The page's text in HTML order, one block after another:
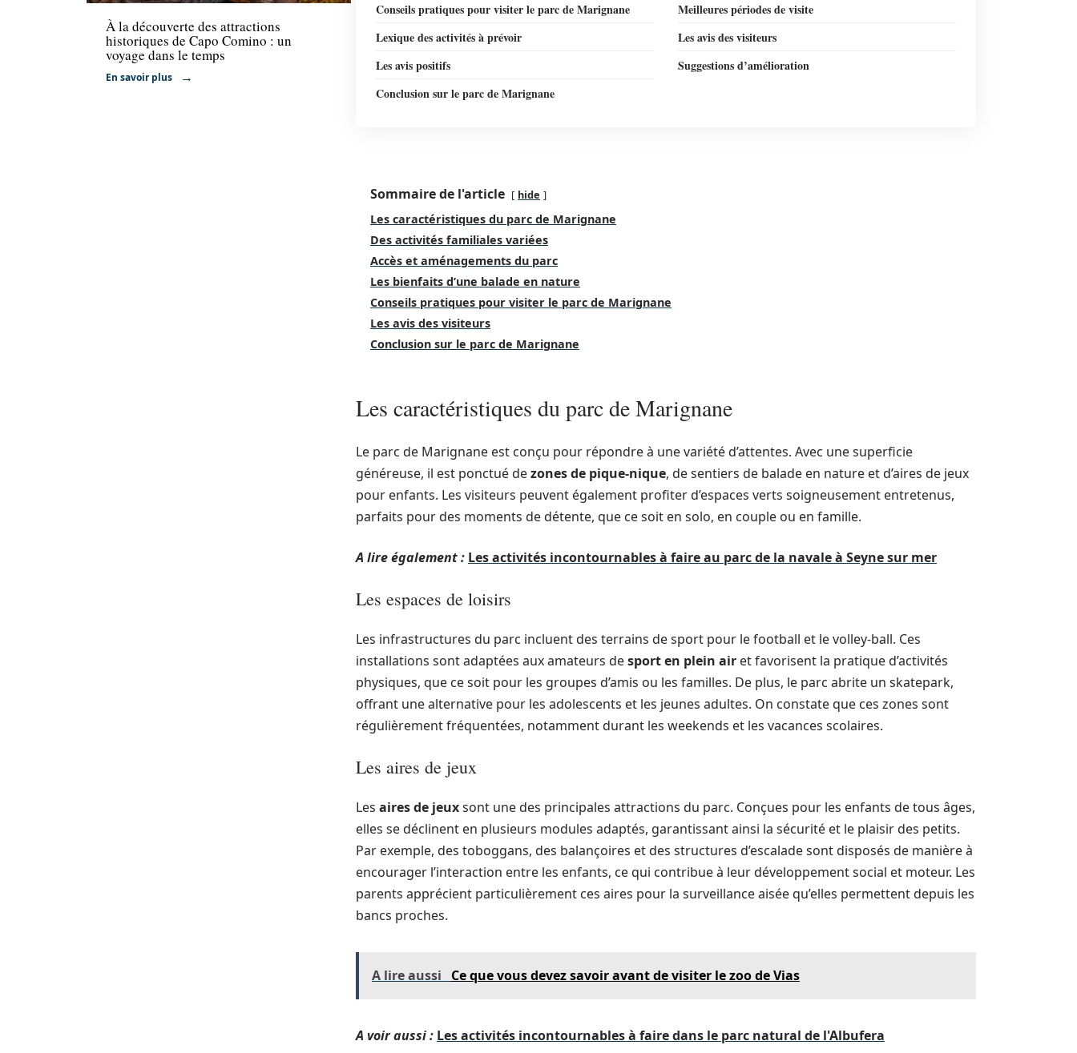
À la découverte des attractions
historiques de Capo Comino : un
voyage dans le temps
En savoir plus
Conseils pratiques pour visiter le parc de Marignane
Meilleures périodes de visite
Lexique des activités à prévoir
Les avis des visiteurs
Les avis positifs
Suggestions d’amélioration
Conclusion sur le parc de Marignane
Sommaire de l'article hide
Les caractéristiques du parc de Marignane
Des activités familiales variées
Accès et aménagements du parc
Les bienfaits d’une balade en nature
Conseils pratiques pour visiter le parc de Marignane
Les avis des visiteurs
Conclusion sur le parc de Marignane
Les caractéristiques du parc de Marignane
Le parc de Marignane est conçu pour répondre à une variété d’attentes. Avec une superficie
généreuse, il est ponctué dezones de pique-nique, de sentiers de balade en nature et d’aires de jeux
pour enfants. Les visiteurs peuvent également profiter d’espaces verts soigneusement entretenus,
parfaits pour des moments de détente, que ce soit en solo, en couple ou en famille.
A lire également : Les activités incontournables à faire au parc de la navale à Seyne sur mer
Les espaces de loisirs
Les infrastructures du parc incluent des terrains de sport pour le football et le volley-ball. Ces
installations sont adaptées aux amateurs desport en plein air et favorisent la pratique d’activités
physiques, que ce soit pour les groupes d’amis ou les familles. De plus, le parc abrite un skatepark,
offrant une alternative pour les adolescents et les jeunes adultes. On constate que ces zones sont
régulièrement fréquentées, notamment durant les weekends et les vacances scolaires.
Les aires de jeux
Les aires de jeuxsont une des principales attractions du parc. Conçues pour les enfants de tous âges,
elles se déclinent en plusieurs modules adaptés, garantissant ainsi la sécurité et le plaisir des petits.
Par exemple, des toboggans, des balançoires et des structures d’escalade sont disposés de manière à
encourager l’interaction entre les enfants, ce qui contribue à leur développement social et moteur. Les
parents apprécient particulièrement ces aires pour la surveillance aisée qu’elles permettent depuis les
bancs proches.
A lire aussi Ce que vous devez savoir avant de visiter le zoo de Vias
A voir aussi : Les activités incontournables à faire dans le parc natural de l'Albufera